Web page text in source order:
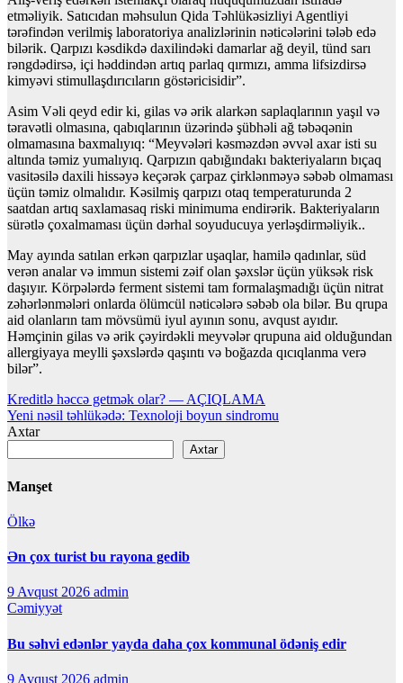
etməliyik. Satıcıdan məhsulun Qida Təhlükəsizliyi Agentliyi
tərəfindən verilmiş laboratoriya analizlərinin nəticələrini tələb edə
bilərik. Qarpızı kəsdikdə daxilindəki damarlar ağ deyil, tünd sarı
rəngdədirsə, içi həddindən artıq parlaq qırmızı, amma lifsizdirsə
kimyəvi stimullaşdırıcıların göstəricisidir”.
Asim Vəli qeyd edir ki, gilas və ərik alarkən saplaqlarının yaşıl və
təravətli olmasına, qabıqlarının üzərində şübhəli ağ təbəqənin
olmamasına baxmalıyıq: “Meyvələri kəsməzdən əvvəl axar isti su
altında təmiz yumalıyıq. Qarpızın qabığındakı bakteriyaların bıçaq
vasitəsilə daxili hissəyə keçərək çarpaz çirklənməyə səbəb olmaması
üçün təmiz olmalıdır. Kəsilmiş qarpızı otaq temperaturunda 2
saatdan artıq saxlamasaq riski minimuma endirərik. Bakteriyaların
sürətlə çoxalmaması üçün dərhal soyuducuya yerləşdirməliyik..
May ayında satılan erkən qarpızlar uşaqlar, hamilə qadınlar, süd
verən analar və immun sistemi zəif olan şəxslər üçün yüksək risk
daşıyır. Körpələrdə ferment sistemi tam formalaşmadığı üçün nitrat
zəhərlənmələri onlarda ölümcül nəticələrə səbəb ola bilər. Bu qrupa
aid olanların tam mövsümü iyul ayının sonu, avqust ayıdır.
Həmçinin gilas və ərik çəyirdəkli meyvələr qrupuna aid olduğundan
allergiyaya meylli şəxslərdə qaşıntı və boğazda qıcıqlanma verə
bilər”.
Yazı
naviqasiyası
Kreditlə həccə getmək olar? — AÇIQLAMA
Yeni nəsil təhlükədə: Texnoloji boyun sindromu
Axtar
Axtar
Manşet
Ölkə
Ən çox turist bu rayona gedib
9 Avqust 2026 admin
Cəmiyyət
Bu səhvi edənlər yayda daha çox kommunal ödəniş edir
9 Avqust 2026 admin